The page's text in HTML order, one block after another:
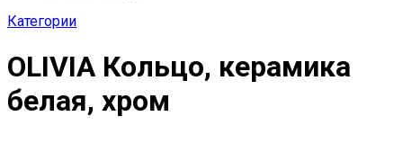
Категории
OLIVIA Кольцо, керамика
белая, хром